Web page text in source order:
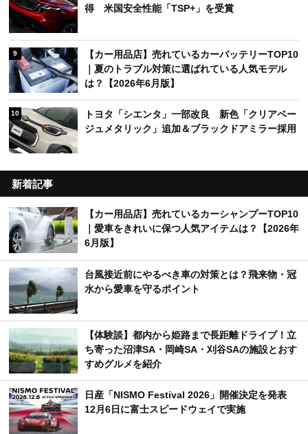
得 米国安全性能「TSP+」を受賞
9
【カー用品店】売れているカーバッテリーTOP10
｜夏のトラブル対策に選ばれている人気モデル
は？【2026年6月版】
10
トヨタ「シエンタ」一部改良 新色「クリアベー
ジュメタリック」追加＆ブラックドアミラー採用
新着記事
【カー用品店】売れているカーシャンプーTOP10
｜愛車をきれいに保つ人気アイテムは？【2026年
6月版】
台風接近前にやるべき車の対策とは？飛来物・冠
水から愛車を守るポイント
【体験談】都内から姫路まで長距離ドライブ！立
ち寄った沼津SA・岡崎SA・刈谷SAの施設とおす
すめグルメを紹介
日産「NISMO Festival 2026」開催決定を発表
12月6日に富士スピードウェイで実施